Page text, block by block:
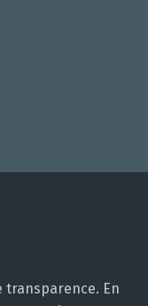
transparence. En